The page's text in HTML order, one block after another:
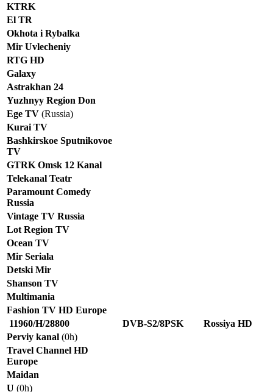
KTRK
El TR
Okhota i Rybalka
Mir Uvlecheniy
RTG HD
Galaxy
Astrakhan 24
Yuzhnyy Region Don
Ege TV (Russia)
Kurai TV
Bashkirskoe Sputnikovoe
TV
GTRK Omsk 12 Kanal
Telekanal Teatr
Paramount Comedy
Russia
Vintage TV Russia
Lot Region TV
Ocean TV
Mir Seriala
Detski Mir
Shanson TV
Multimania
Fashion TV HD Europe
11960/H/28800
DVB-S2/8PSK
Rossiya HD
Perviy kanal (0h)
Travel Channel HD
Europe
Maidan
U (0h)